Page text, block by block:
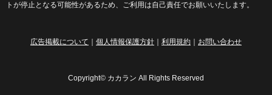
トが停止となる可能性があるため、ご利用は自己責任でお願いいたします。
広告掲載について 個人情報保護方針 利用規約 お問い合わせ
Copyright© カカラン All Rights Reserved